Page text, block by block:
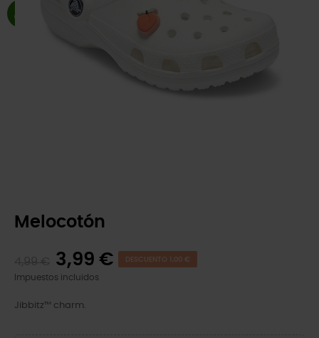
Melocotón
3,99 € DESCUENTO 1,00 €
Impuestos incluidos
Jibbitz™ charm.